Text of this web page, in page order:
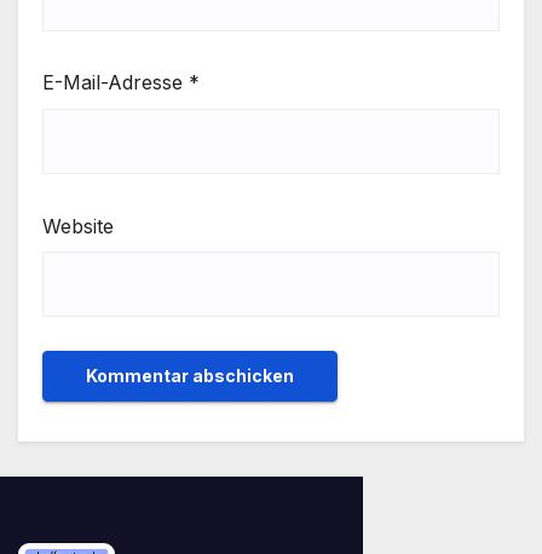
E-Mail-Adresse *
Website